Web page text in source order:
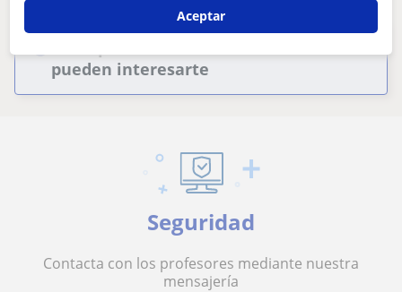
pueden interesarte
Seguridad
Contacta con los profesores mediante nuestra
mensajería
Aceptar